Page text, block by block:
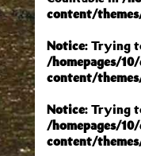
content/
Notice: Trying
/homepages/
content/
Notice: Trying
/homepages/
content/